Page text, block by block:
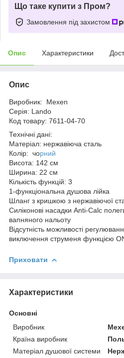
Що таке купити з Пром?
Замовлення під захистом
Опис Характеристики
Опис
Виробник: Mexen
Серія: Lando
Код товару: 7611-04-70
Технічні дані:
Матеріал: нержавіюча сталь
Колір: чорний
Висота: 142 см
Ширина: 22 см
Кількість функцій: 3
1-функціональна душова лійка
Шланг з кришкою з нержавіючої
Силіконові насадки Anti-Calc
вапняного нальоту
Відсутність можливості
виключення струменя функцією
Приховати
Характеристики
Основні
Виробник
Країна виробник
Матеріал душової системи